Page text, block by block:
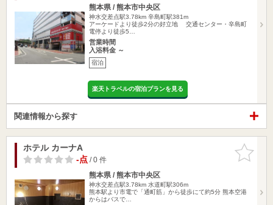
熊本県 / 熊本市中央区
神水交差点駅3.78km 辛島町駅381m
アーケードより徒歩2分の好立地 交通センター・辛島町
電停より徒歩5…
営業時間
入浴料金 ～
宿泊
楽天トラベルの宿泊プランを見る
関連情報から探す
お気に入
りに追加
ホテル カーナA
-点/ 0 件
熊本県 / 熊本市中央区
神水交差点駅3.78km 水道町駅306m
熊本駅より市電で「通町筋」から徒歩にて約5分 熊本空港
からはバスで…